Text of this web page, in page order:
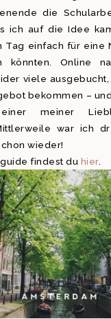
die
ich auf die Idee
Tag einfach für eine
könnten. Online
viele
bekommen –
meiner
war ich
wieder!
findest du hier.